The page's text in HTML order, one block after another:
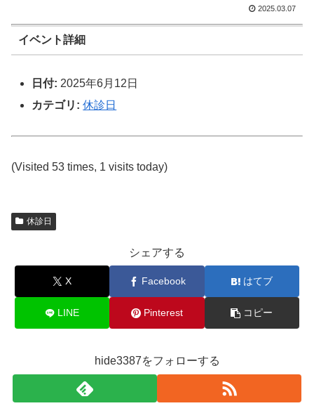
2025.03.07
イベント詳細
日付: 2025年6月12日
カテゴリ: 休診日
(Visited 53 times, 1 visits today)
休診日
シェアする
X Facebook はてブ
LINE Pinterest コピー
hide3387をフォローする